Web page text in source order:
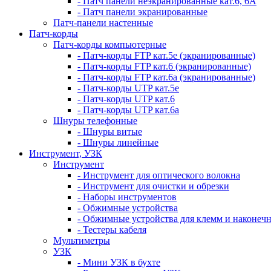
- Патч панели экранированные
Патч-панели настенные
Патч-корды
Патч-корды компьютерные
- Патч-корды FTP кат.5е (экранированные)
- Патч-корды FTP кат.6 (экранированные)
- Патч-корды FTP кат.6а (экранированные)
- Патч-корды UTP кат.5е
- Патч-корды UTP кат.6
- Патч-корды UTP кат.6а
Шнуры телефонные
- Шнуры витые
- Шнуры линейные
Инструмент, УЗК
Инструмент
- Инструмент для оптического волокна
- Инструмент для очистки и обрезки
- Наборы инструментов
- Обжимные устройства
- Обжимные устройства для клемм и
- Тестеры кабеля
Мультиметры
УЗК
- Мини УЗК в бухте